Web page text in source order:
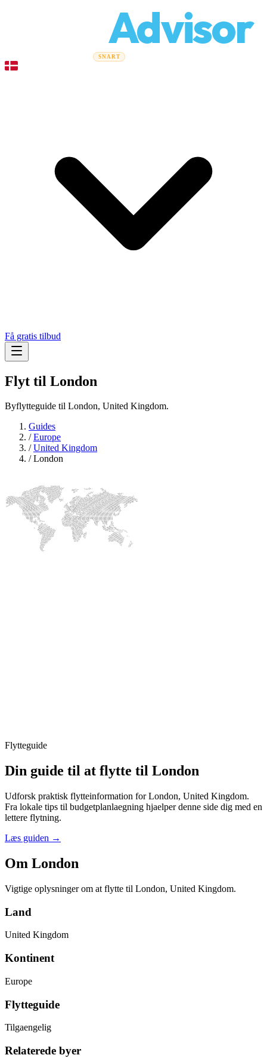
Advisor
Flyttefirmaer SNART
Få gratis tilbud
Flyt til London
Byflytteguide til London, United Kingdom.
Guides
/Europe
/United Kingdom
/London
Flytteguide
Din guide til at flytte til London
Udforsk praktisk flytteinformation for London, United Kingdom.
Fra lokale tips til budgetplanlaegning hjaelper denne side dig med en
lettere flytning.
Læs guiden →
Om London
Vigtige oplysninger om at flytte til London, United Kingdom.
Land
United Kingdom
Kontinent
Europe
Flytteguide
Tilgaengelig
Relaterede byer